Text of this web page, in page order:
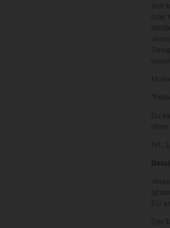
sich
Du
ist
EU
Der